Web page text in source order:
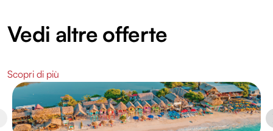
Vedi altre offerte
Scopri di più